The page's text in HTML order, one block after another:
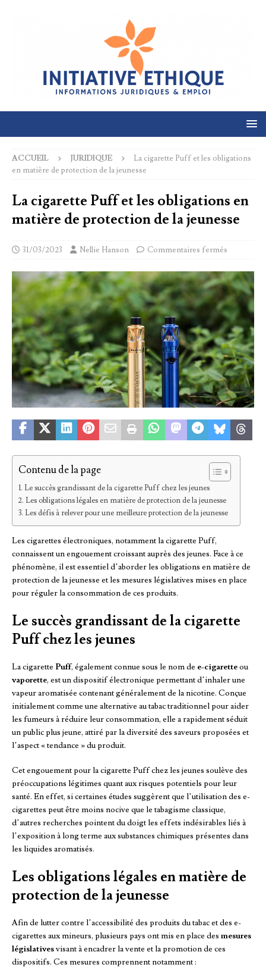
ACCUEIL JURIDIQUE
La cigarette Puff et les obligations
en matière de protection de la jeunesse
La cigarette Puff et les obligations en
matière de protection de la jeunesse
31/03/2023 Nellie Hanson Commentaires fermés
Contenu de la page
Le succès grandissant de la cigarette Puff chez les jeunes
Les obligations légales en matière de protection de la jeunesse
Les défis à relever pour une meilleure protection de la jeunesse
Les cigarettes électroniques, notamment la cigarette Puff,
connaissent un engouement croissant auprès des jeunes. Face à ce
phénomène, il est essentiel d’aborder les obligations en matière de
protection de la jeunesse et les mesures législatives mises en place
pour réguler la consommation de ces produits.
Le succès grandissant de la cigarette
Puff chez les jeunes
La cigarette Puff, également connue sous le nom de e-cigaretteou
vaporette, est un dispositif électronique permettant d’inhaler une
vapeur aromatisée contenant généralement de la nicotine. Conçue
initialement comme une alternative au tabac traditionnel pour aider
les fumeurs à réduire leur consommation, elle a rapidement séduit
un public plus jeune, attiré par la diversité des saveurs proposées et
l’aspect « tendance » du produit.
Cet engouement pour la cigarette Puff chez les jeunes soulève des
préoccupations légitimes quant aux risques potentiels pour leur
santé. En effet, si certaines études suggèrent que l’utilisation des e-
cigarettes peut être moins nocive que le tabagisme classique,
d’autres recherches pointent du doigt les effets indésirables liés à
l’exposition à long terme aux substances chimiques présentes dans
les liquides aromatisés.
Les obligations légales en matière de
protection de la jeunesse
Afin de lutter contre l’accessibilité des produits du tabac et des e-
cigarettes aux mineurs, plusieurs pays ont mis en place des mesures
législativesvisant à encadrer la vente et la promotion de ces
dispositifs. Ces mesures comprennent notamment :